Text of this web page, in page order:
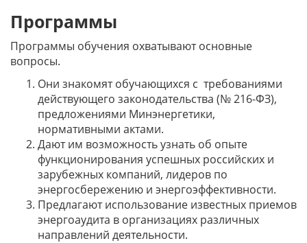
Программы
Программы обучения охватывают основные
вопросы.
Они знакомят обучающихся с требованиями
действующего законодательства (№ 216-ФЗ),
предложениями Минэнергетики,
нормативными актами.
Дают им возможность узнать об опыте
функционирования успешных российских и
зарубежных компаний, лидеров по
энергосбережению и энергоэффективности.
Предлагают использование известных приемов
энергоаудита в организациях различных
направлений деятельности.